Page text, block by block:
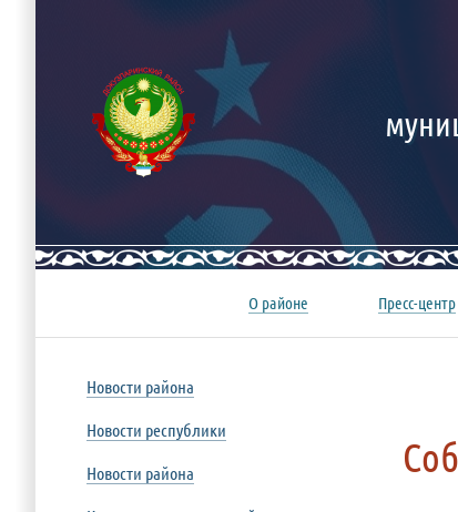
Новости района
Новости республики
Новости района
О районе Пресс-центр